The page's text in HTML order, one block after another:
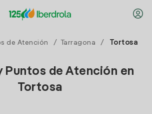
de Atención / Tarragona / Tortosa
Puntos de Atención en
Tortosa